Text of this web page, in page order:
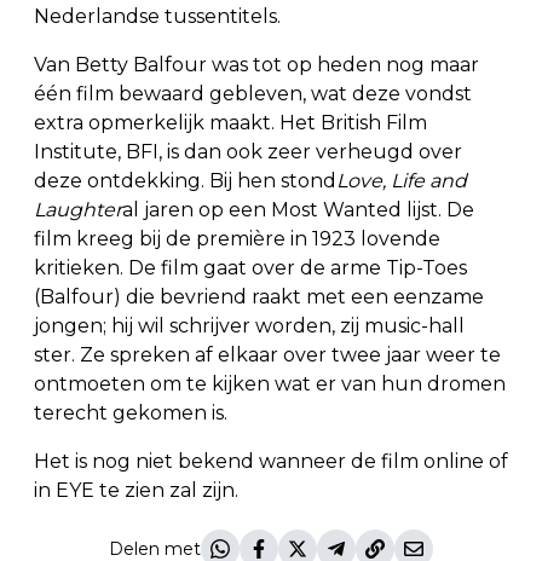
Nederlandse tussentitels.
Van Betty Balfour was tot op heden nog maar
één film bewaard gebleven, wat deze vondst
extra opmerkelijk maakt. Het British Film
Institute, BFI, is dan ook zeer verheugd over
deze ontdekking. Bij hen stond Love, Life and
Laughteral jaren op een Most Wanted lijst. De
film kreeg bij de première in 1923 lovende
kritieken. De film gaat over de arme Tip-Toes
(Balfour) die bevriend raakt met een eenzame
jongen; hij wil schrijver worden, zij music-hall
ster. Ze spreken af elkaar over twee jaar weer te
ontmoeten om te kijken wat er van hun dromen
terecht gekomen is.
Het is nog niet bekend wanneer de film online of
in EYE te zien zal zijn.
Delen met